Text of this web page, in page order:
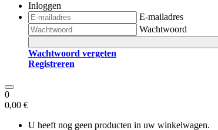
Inloggen
E-mailadres
Wachtwoord
Wachtwoord vergeten
Registreren
0
0,00 €
U heeft nog geen producten in uw winkelwagen.